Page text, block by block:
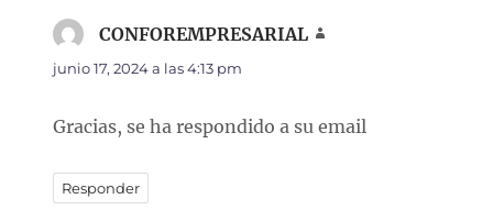
CONFOREMPRESARIAL
junio 17, 2024 a las 4:13 pm
Gracias, se ha respondido a su email
Responder